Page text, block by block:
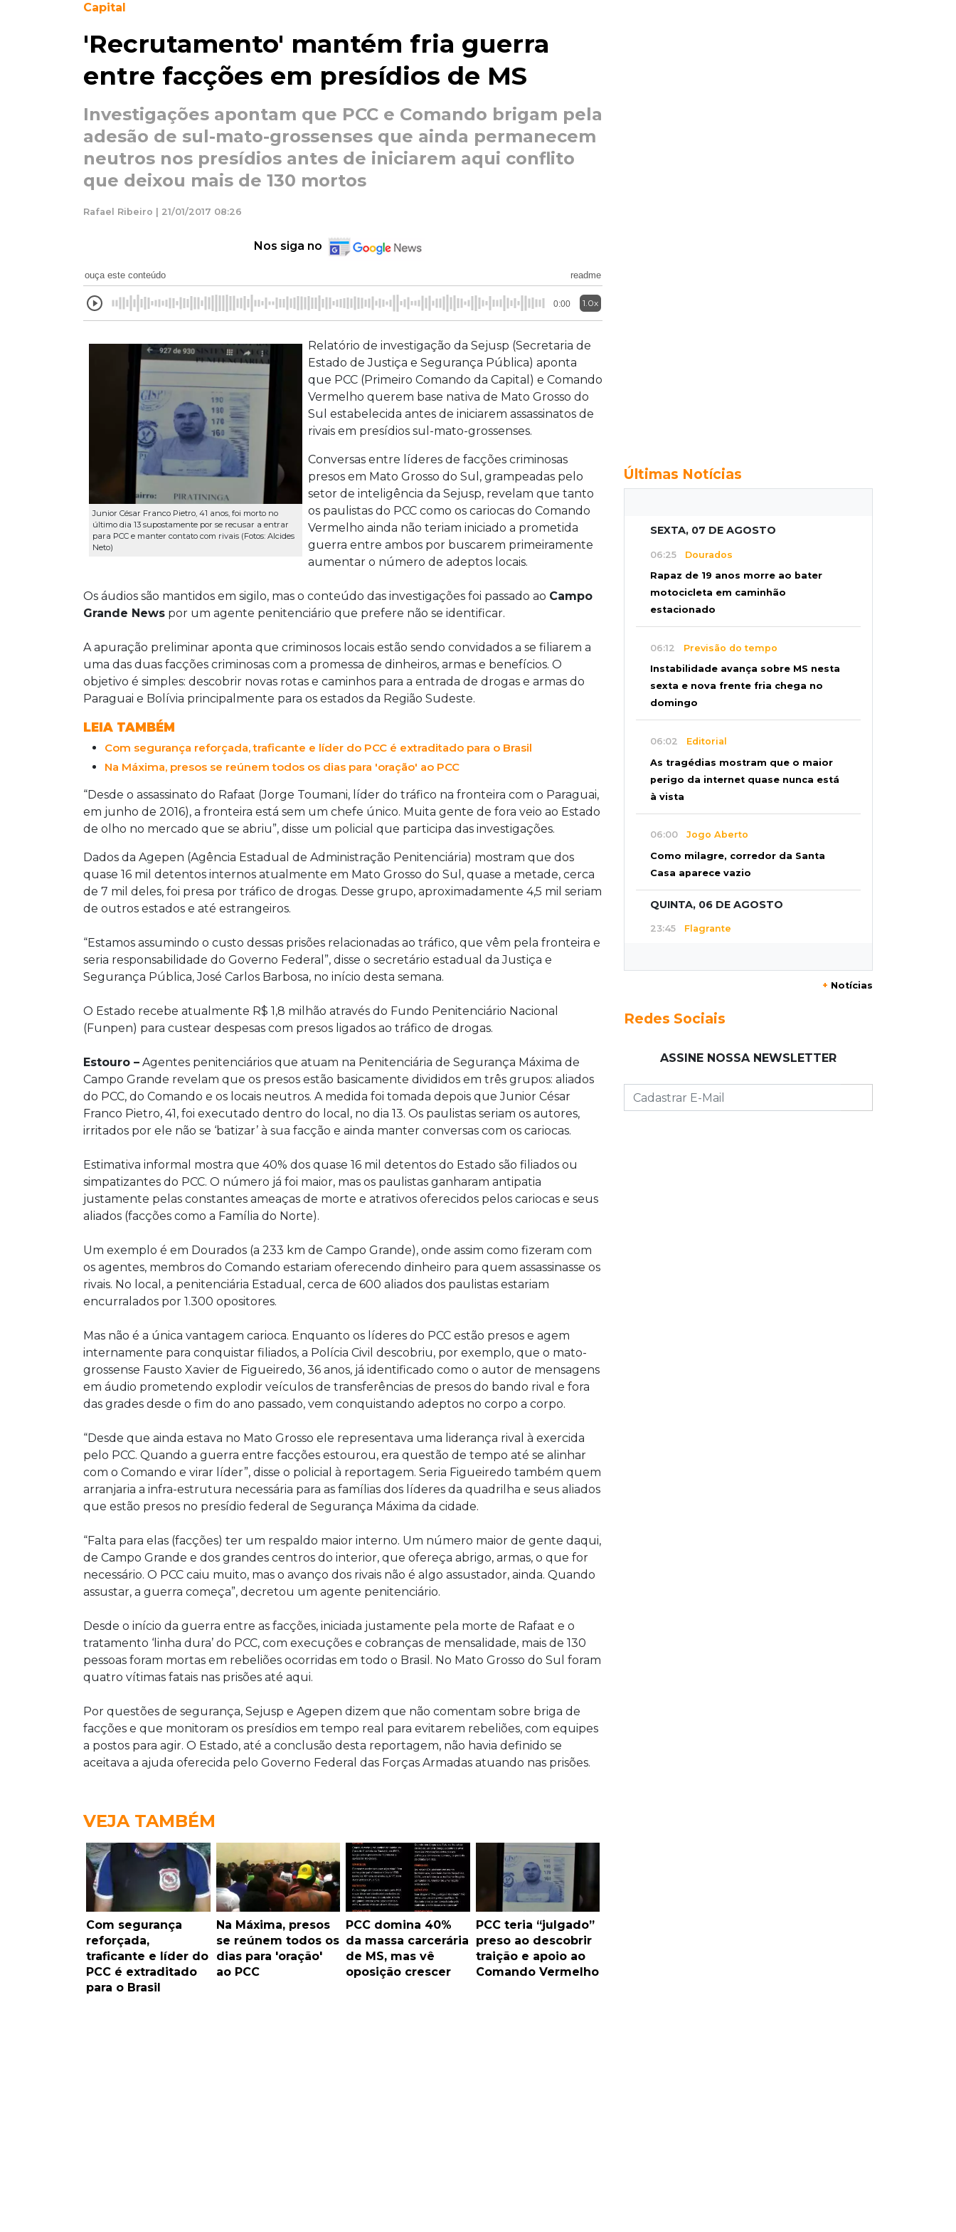
Capital
'Recrutamento' mantém fria guerra
entre facções em presídios de MS
Investigações apontam que PCC e Comando brigam pela
adesão de sul-mato-grossenses que ainda permanecem
neutros nos presídios antes de iniciarem aqui conflito
que deixou mais de 130 mortos
Rafael Ribeiro | 21/01/2017 08:26
Nos siga no
ouça este conteúdo readme
0:00 1.0x
Junior César Franco Pietro, 41 anos, foi morto no
último dia 13 supostamente por se recusar a entrar
para PCC e manter contato com rivais (Fotos: Alcides
Neto)
Relatório de investigação da Sejusp (Secretaria de
Estado de Justiça e Segurança Pública) aponta
que PCC (Primeiro Comando da Capital) e Comando
Vermelho querem base nativa de Mato Grosso do
Sul estabelecida antes de iniciarem assassinatos de
rivais em presídios sul-mato-grossenses.
Conversas entre líderes de facções criminosas
presos em Mato Grosso do Sul, grampeadas pelo
setor de inteligência da Sejusp, revelam que tanto
os paulistas do PCC como os cariocas do Comando
Vermelho ainda não teriam iniciado a prometida
guerra entre ambos por buscarem primeiramente
aumentar o número de adeptos locais.
Os áudios são mantidos em sigilo, mas o conteúdo das investigações foi passado ao Campo
Grande News por um agente penitenciário que prefere não se identificar.
A apuração preliminar aponta que criminosos locais estão sendo convidados a se filiarem a
uma das duas facções criminosas com a promessa de dinheiros, armas e benefícios. O
objetivo é simples: descobrir novas rotas e caminhos para a entrada de drogas e armas do
Paraguai e Bolívia principalmente para os estados da Região Sudeste.
LEIA TAMBÉM
Com segurança reforçada, traficante e líder do PCC é extraditado para o Brasil
Na Máxima, presos se reúnem todos os dias para 'oração' ao PCC
“Desde o assassinato do Rafaat (Jorge Toumani, líder do tráfico na fronteira com o Paraguai,
em junho de 2016), a fronteira está sem um chefe único. Muita gente de fora veio ao Estado
de olho no mercado que se abriu”, disse um policial que participa das investigações.
Dados da Agepen (Agência Estadual de Administração Penitenciária) mostram que dos
quase 16 mil detentos internos atualmente em Mato Grosso do Sul, quase a metade, cerca
de 7 mil deles, foi presa por tráfico de drogas. Desse grupo, aproximadamente 4,5 mil seriam
de outros estados e até estrangeiros.
“Estamos assumindo o custo dessas prisões relacionadas ao tráfico, que vêm pela fronteira e
seria responsabilidade do Governo Federal”, disse o secretário estadual da Justiça e
Segurança Pública, José Carlos Barbosa, no início desta semana.
O Estado recebe atualmente R$ 1,8 milhão através do Fundo Penitenciário Nacional
(Funpen) para custear despesas com presos ligados ao tráfico de drogas.
Estouro – Agentes penitenciários que atuam na Penitenciária de Segurança Máxima de
Campo Grande revelam que os presos estão basicamente divididos em três grupos: aliados
do PCC, do Comando e os locais neutros. A medida foi tomada depois que Junior César
Franco Pietro, 41, foi executado dentro do local, no dia 13. Os paulistas seriam os autores,
irritados por ele não se ‘batizar’ à sua facção e ainda manter conversas com os cariocas.
Estimativa informal mostra que 40% dos quase 16 mil detentos do Estado são filiados ou
simpatizantes do PCC. O número já foi maior, mas os paulistas ganharam antipatia
justamente pelas constantes ameaças de morte e atrativos oferecidos pelos cariocas e seus
aliados (facções como a Família do Norte).
Um exemplo é em Dourados (a 233 km de Campo Grande), onde assim como fizeram com
os agentes, membros do Comando estariam oferecendo dinheiro para quem assassinasse os
rivais. No local, a penitenciária Estadual, cerca de 600 aliados dos paulistas estariam
encurralados por 1.300 opositores.
Mas não é a única vantagem carioca. Enquanto os líderes do PCC estão presos e agem
internamente para conquistar filiados, a Polícia Civil descobriu, por exemplo, que o mato-
grossense Fausto Xavier de Figueiredo, 36 anos, já identificado como o autor de mensagens
em áudio prometendo explodir veículos de transferências de presos do bando rival e fora
das grades desde o fim do ano passado, vem conquistando adeptos no corpo a corpo.
“Desde que ainda estava no Mato Grosso ele representava uma liderança rival à exercida
pelo PCC. Quando a guerra entre facções estourou, era questão de tempo até se alinhar
com o Comando e virar líder”, disse o policial à reportagem. Seria Figueiredo também quem
arranjaria a infra-estrutura necessária para as famílias dos líderes da quadrilha e seus aliados
que estão presos no presídio federal de Segurança Máxima da cidade.
“Falta para elas (facções) ter um respaldo maior interno. Um número maior de gente daqui,
de Campo Grande e dos grandes centros do interior, que ofereça abrigo, armas, o que for
necessário. O PCC caiu muito, mas o avanço dos rivais não é algo assustador, ainda. Quando
assustar, a guerra começa”, decretou um agente penitenciário.
Desde o início da guerra entre as facções, iniciada justamente pela morte de Rafaat e o
tratamento ‘linha dura’ do PCC, com execuções e cobranças de mensalidade, mais de 130
pessoas foram mortas em rebeliões ocorridas em todo o Brasil. No Mato Grosso do Sul foram
quatro vítimas fatais nas prisões até aqui.
Por questões de segurança, Sejusp e Agepen dizem que não comentam sobre briga de
facções e que monitoram os presídios em tempo real para evitarem rebeliões, com equipes
a postos para agir. O Estado, até a conclusão desta reportagem, não havia definido se
aceitava a ajuda oferecida pelo Governo Federal das Forças Armadas atuando nas prisões.
VEJA TAMBÉM
Com segurança
reforçada,
traficante e líder do
PCC é extraditado
para o Brasil
Na Máxima, presos
se reúnem todos os
dias para 'oração'
ao PCC
PCC domina 40%
da massa carcerária
de MS, mas vê
oposição crescer
PCC teria “julgado”
preso ao descobrir
traição e apoio ao
Comando Vermelho
Últimas Notícias
SEXTA, 07 DE AGOSTO
06:25 Dourados
Rapaz de 19 anos morre ao bater
motocicleta em caminhão
estacionado
06:12 Previsão do tempo
Instabilidade avança sobre MS nesta
sexta e nova frente fria chega no
domingo
06:02 Editorial
As tragédias mostram que o maior
perigo da internet quase nunca está
à vista
06:00 Jogo Aberto
Como milagre, corredor da Santa
Casa aparece vazio
QUINTA, 06 DE AGOSTO
23:45 Flagrante
Crédito do FGTS permitirá que
2030
23:07Balança rural
+ Notícias
Redes Sociais
ASSINE NOSSA NEWSLETTER